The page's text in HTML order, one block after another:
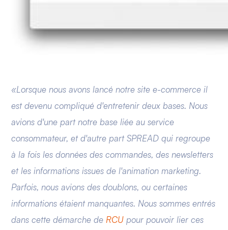
«Lorsque nous avons lancé notre site e-commerce il
est devenu compliqué d'entretenir deux bases. Nous
avions d'une part notre base liée au service
consommateur, et d'autre part SPREAD qui regroupe
à la fois les données des commandes, des newsletters
et les informations issues de l'animation marketing.
Parfois, nous avions des doublons, ou certaines
informations étaient manquantes. Nous sommes entrés
dans cette démarche de RCU pour pouvoir lier ces